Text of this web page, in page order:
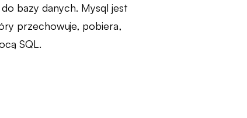
bazy danych. Mysql jest
przechowuje, pobiera,
SQL.